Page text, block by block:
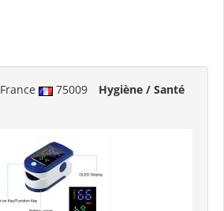
France 75009
Hygiène / Santé